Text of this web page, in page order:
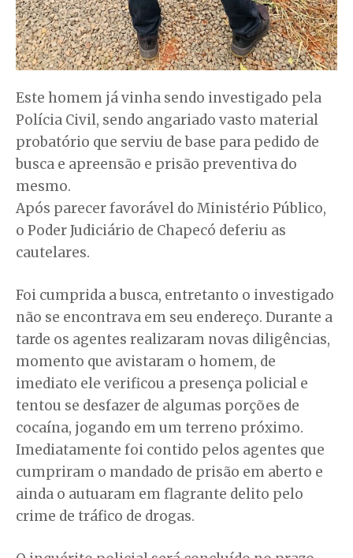
Este homem já vinha sendo investigado pela
Polícia Civil, sendo angariado vasto material
probatório que serviu de base para pedido de
busca e apreensão e prisão preventiva do
mesmo.
Após parecer favorável do Ministério Público,
o Poder Judiciário de Chapecó deferiu as
cautelares.
Foi cumprida a busca, entretanto o investigado
não se encontrava em seu endereço. Durante a
tarde os agentes realizaram novas diligências,
momento que avistaram o homem, de
imediato ele verificou a presença policial e
tentou se desfazer de algumas porções de
cocaína, jogando em um terreno próximo.
Imediatamente foi contido pelos agentes que
cumpriram o mandado de prisão em aberto e
ainda o autuaram em flagrante delito pelo
crime de tráfico de drogas.